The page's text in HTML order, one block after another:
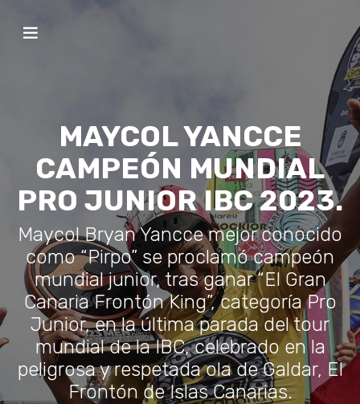
MAYCOL YANCCE
CAMPEÓN MUNDIAL
PRO JUNIOR IBC 2023.
Maycol Bryan Yancce mejor conocido
como “Pirpo” se proclamó campeón
mundial junior, tras ganar “El Gran
Canaria Frontón King”, categoría Pro
Junior, en la última parada del tour
mundial de la IBC, celebrado en la
peligrosa y respetada ola de Galdar, El
Frontón de Islas Canarias.